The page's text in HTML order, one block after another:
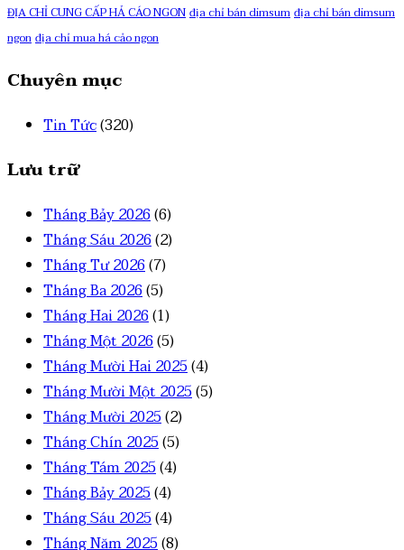
ĐỊA CHỈ CUNG CẤP HẢ CÁO NGONđịa chỉ bán dimsumđịa chỉ bán dimsum
ngonđịa chỉ mua há cảo ngon
Chuyên mục
Tin Tức(320)
Lưu trữ
Tháng Bảy 2026(6)
Tháng Sáu 2026(2)
Tháng Tư 2026(7)
Tháng Ba 2026(5)
Tháng Hai 2026(1)
Tháng Một 2026(5)
Tháng Mười Hai 2025(4)
Tháng Mười Một 2025(5)
Tháng Mười 2025(2)
Tháng Chín 2025(5)
Tháng Tám 2025(4)
Tháng Bảy 2025(4)
Tháng Sáu 2025(4)
Tháng Năm 2025(8)